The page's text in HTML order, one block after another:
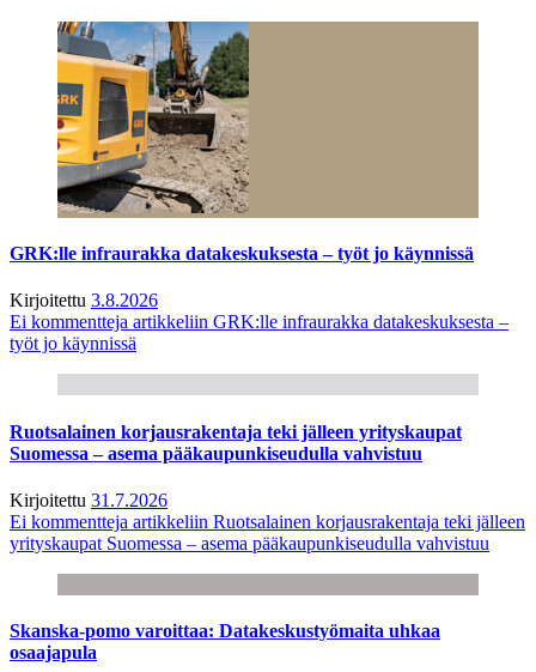
GRK:lle infraurakka datakeskuksesta – työt jo käynnissä
Kirjoitettu 3.8.2026
Ei kommentteja artikkeliin GRK:lle infraurakka datakeskuksesta –
työt jo käynnissä
Ruotsalainen korjausrakentaja teki jälleen yrityskaupat
Suomessa – asema pääkaupunkiseudulla vahvistuu
Kirjoitettu 31.7.2026
Ei kommentteja artikkeliin Ruotsalainen korjausrakentaja teki jälleen
yrityskaupat Suomessa – asema pääkaupunkiseudulla vahvistuu
Skanska-pomo varoittaa: Datakeskustyömaita uhkaa
osaajapula